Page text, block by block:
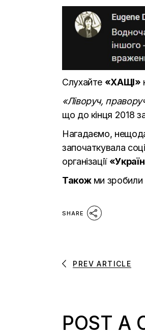
Слухайте «ХАЩІ»
«Ліворуч,
що до кінця 2018
Нагадаємо,
започаткувала
організації
Такожми зробили
SHARE
PREV ARTICLE
POST A